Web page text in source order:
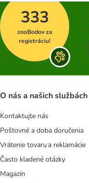
333
zooBodov za
registráciu!
O nás a našich službách
Kontaktujte nás
Poštovné a doba doručenia
Vrátenie tovaru a reklamácie
Často kladené otázky
Magazín